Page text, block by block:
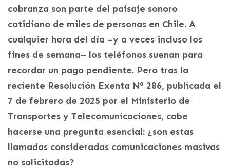
cobranza son parte del paisaje sonoro
cotidiano de miles de personas en Chile. A
cualquier hora del día –y a veces incluso los
fines de semana– los teléfonos suenan para
recordar un pago pendiente. Pero tras la
reciente Resolución Exenta N° 286, publicada el
7 de febrero de 2025 por el Ministerio de
Transportes y Telecomunicaciones, cabe
hacerse una pregunta esencial: ¿son estas
llamadas consideradas comunicaciones masivas
no solicitadas?